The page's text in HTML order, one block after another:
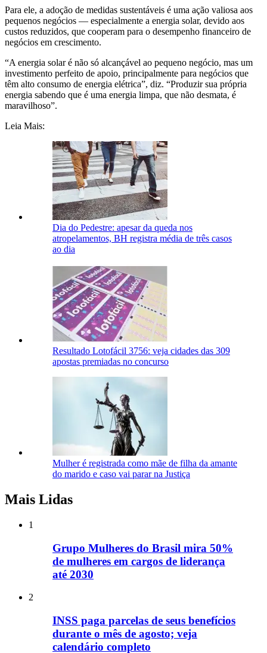
Para ele, a adoção de medidas sustentáveis é uma ação valiosa aos
pequenos negócios — especialmente a energia solar, devido aos
custos reduzidos, que cooperam para o desempenho financeiro de
negócios em crescimento.
“A energia solar é não só alcançável ao pequeno negócio, mas um
investimento perfeito de apoio, principalmente para negócios que
têm alto consumo de energia elétrica”, diz. “Produzir sua própria
energia sabendo que é uma energia limpa, que não desmata, é
maravilhoso”.
Leia Mais:
Dia do Pedestre: apesar da queda nos
atropelamentos, BH registra média de três casos
ao dia
Resultado Lotofácil 3756: veja cidades das 309
apostas premiadas no concurso
Mulher é registrada como mãe de filha da amante
do marido e caso vai parar na Justiça
Mais Lidas
1
Grupo Mulheres do Brasil mira 50%
de mulheres em cargos de liderança
até 2030
2
INSS paga parcelas de seus benefícios
durante o mês de agosto; veja
calendário completo